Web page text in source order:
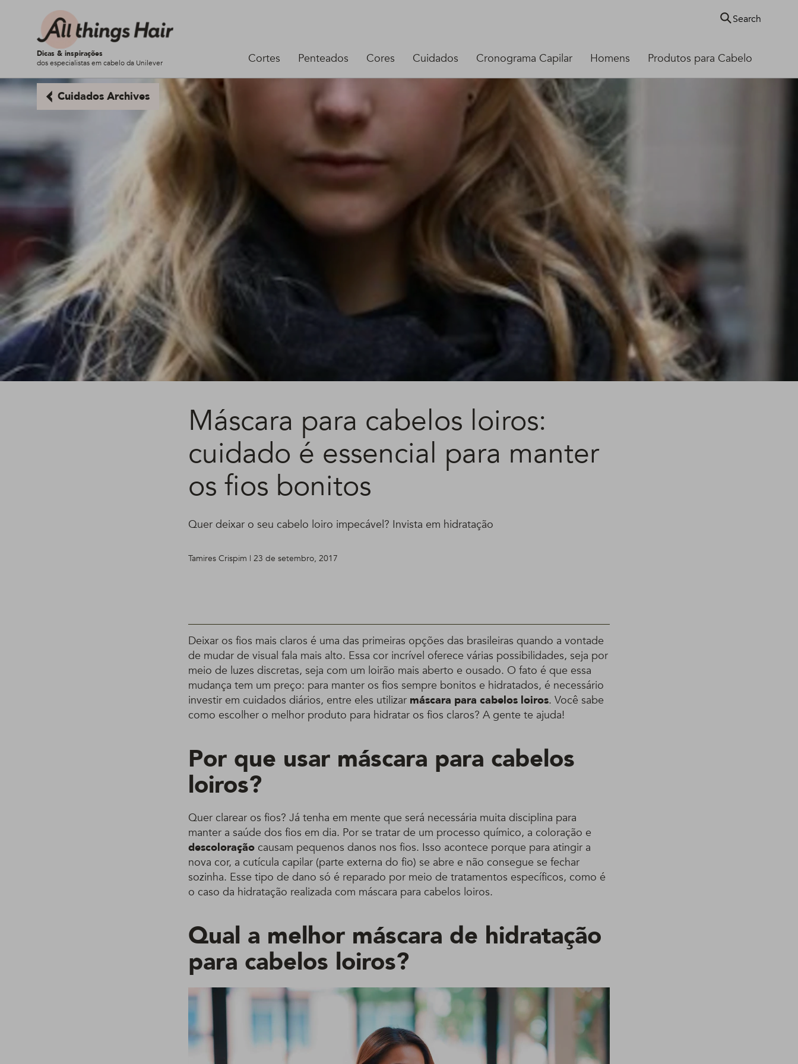
Dicas & inspirações
dos especialistas em cabelo da Unilever
Cortes Penteados Cores Cuidados Cronograma Capilar Homens Produtos para Cabelo
Search
Cuidados Archives
Máscara para cabelos loiros:
cuidado é essencial para manter
os fios bonitos
Quer deixar o seu cabelo loiro impecável? Invista em hidratação
Tamires Crispim | 23 de setembro, 2017
Deixar os fios mais claros é uma das primeiras opções das brasileiras quando a vontade
de mudar de visual fala mais alto. Essa cor incrível oferece várias possibilidades, seja por
meio de luzes discretas, seja com um loirão mais aberto e ousado. O fato é que essa
mudança tem um preço: para manter os fios sempre bonitos e hidratados, é necessário
investir em cuidados diários, entre eles utilizar máscara para cabelos loiros. Você sabe
como escolher o melhor produto para hidratar os fios claros? A gente te ajuda!
Por que usar máscara para cabelos
loiros?
Quer clarear os fios? Já tenha em mente que será necessária muita disciplina para
manter a saúde dos fios em dia. Por se tratar de um processo químico, a coloração e
descoloração causam pequenos danos nos fios. Isso acontece porque para atingir a
nova cor, a cutícula capilar (parte externa do fio) se abre e não consegue se fechar
sozinha. Esse tipo de dano só é reparado por meio de tratamentos específicos, como é
o caso da hidratação realizada com máscara para cabelos loiros.
Qual a melhor máscara de hidratação
para cabelos loiros?